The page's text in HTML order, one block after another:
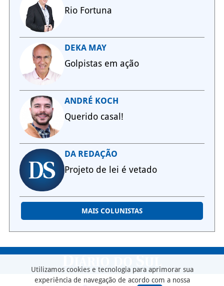
Rio Fortuna
DEKA MAY
Golpistas em ação
ANDRÉ KOCH
Querido casal!
DA REDAÇÃO
Projeto de lei é vetado
MAIS COLUNISTAS
Utilizamos cookies e tecnologia para aprimorar sua
experiência de navegação de acordo com a nossa